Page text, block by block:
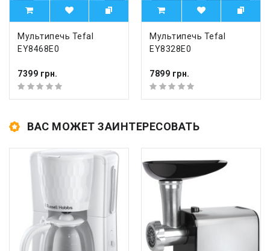
Мультипечь Tefal
EY8468E0
7399 грн.
Мультипечь Tefal
EY8328E0
7899 грн.
ВАС МОЖЕТ ЗАИНТЕРЕСОВАТЬ